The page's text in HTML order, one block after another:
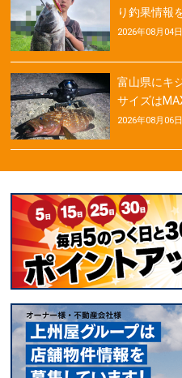
り釣果情報
2026年08月04
富山県にキ
サイズは
2026年08月06